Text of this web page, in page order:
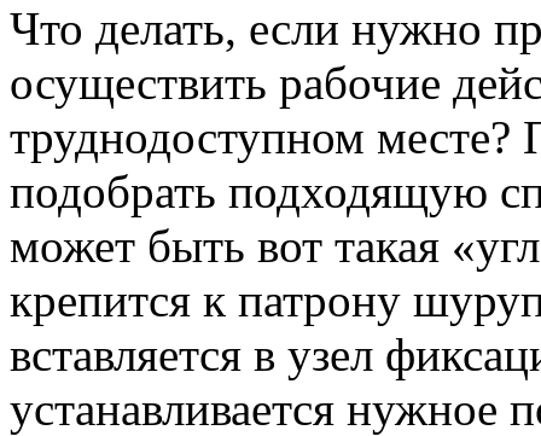
Что делать, если нужно
осуществить рабочие
труднодоступном
подобрать подходящую
может быть вот такая
крепится к патрону
вставляется в узел
устанавливается нужное